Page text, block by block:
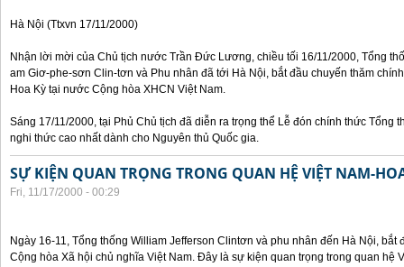
Hà Nội (Ttxvn 17/11/2000)
Nhận lời mời của Chủ tịch nước Trần Đức Lương, chiều tối 16/11/2000, Tổng
am Giơ-phe-sơn Clin-tơn và Phu nhân đã tới Hà Nội, bắt đầu chuyến thăm
Hoa Kỳ tại nước Cộng hòa XHCN Việt Nam.
Sáng 17/11/2000, tại Phủ Chủ tịch đã diễn ra trọng thể Lễ đón chính thức Tổng
nghi thức cao nhất dành cho Nguyên thủ Quốc gia.
SỰ KIỆN QUAN TRỌNG TRONG QUAN HỆ VIỆT NAM-
Fri, 11/17/2000 - 00:29
Ngày 16-11, Tổng thống William Jefferson Clintơn và phu nhân đến Hà Nội,
Cộng hòa Xã hội chủ nghĩa Việt Nam. Đây là sự kiện quan trọng trong quan hệ